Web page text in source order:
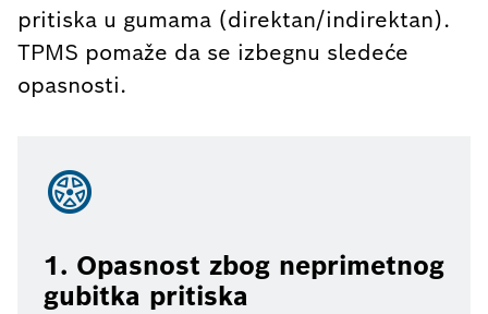
pritiska u gumama (direktan/indirektan).
TPMS pomaže da se izbegnu sledeće
opasnosti.
1. Opasnost zbog neprimetnog
gubitka pritiska